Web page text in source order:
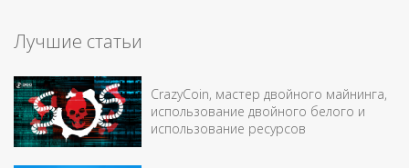
Лучшие статьи
CrazyCoin, мастер двойного майнинга,
использование двойного белого и
использование ресурсов